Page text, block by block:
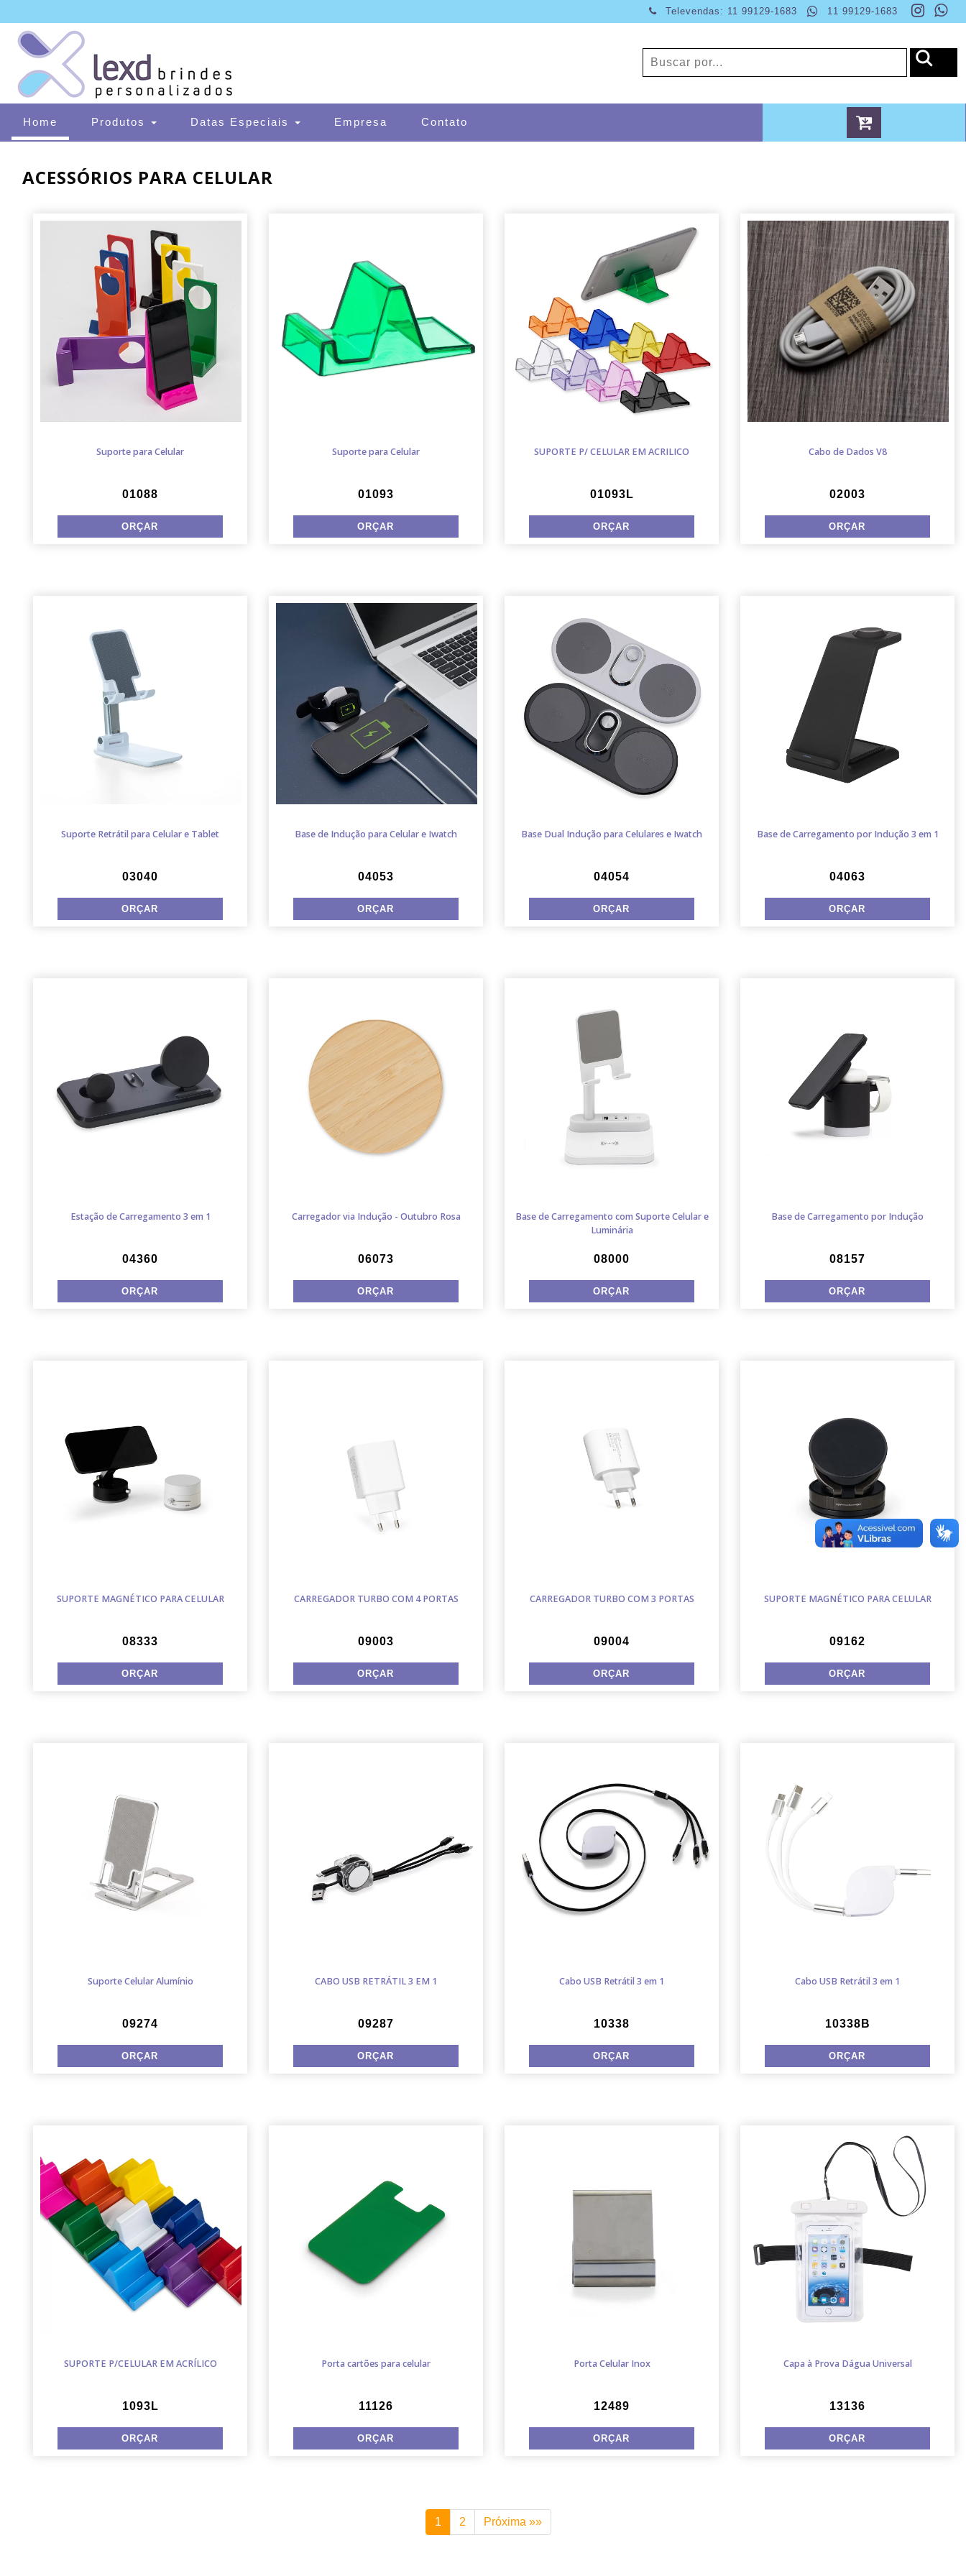
Televendas: 11 99129-1683 11 99129-1683
Home (current)Produtos Datas Especiais Empresa Contato
ACESSÓRIOS PARA CELULAR
Suporte para Celular
01088
Suporte para Celular
01093
SUPORTE P/ CELULAR EM ACRILICO
01093L
Cabo de Dados V8
02003
Suporte Retrátil para Celular e Tablet
03040
Base de Indução para Celular e Iwatch
04053
Base Dual Indução para Celulares e Iwatch
04054
Base de Carregamento por Indução 3 em 1
04063
Estação de Carregamento 3 em 1
04360
Carregador via Indução - Outubro Rosa
06073
Base de Carregamento com Suporte Celular e
Luminária
08000
Base de Carregamento por Indução
08157
SUPORTE MAGNÉTICO PARA CELULAR
08333
CARREGADOR TURBO COM 4 PORTAS
09003
CARREGADOR TURBO COM 3 PORTAS
09004
SUPORTE MAGNÉTICO PARA CELULAR
09162
Suporte Celular Alumínio
09274
CABO USB RETRÁTIL 3 EM 1
09287
Cabo USB Retrátil 3 em 1
10338
Cabo USB Retrátil 3 em 1
10338B
SUPORTE P/CELULAR EM ACRÍLICO
1093L
Porta cartões para celular
11126
Porta Celular Inox
12489
Capa à Prova Dágua Universal
13136
1 2 Próxima »»